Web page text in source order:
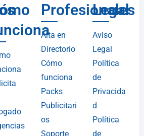
Profesionales
Alta en
Directorio
Cómo
funciona
Packs
Publicitari
os
Soporte
Legal
Aviso
Legal
Política
de
Privacida
d
Política
de